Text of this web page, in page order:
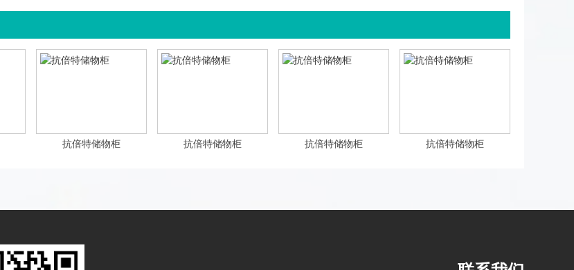
抗倍特储物柜 抗倍特储物柜 抗倍特储物柜 抗倍特储物柜